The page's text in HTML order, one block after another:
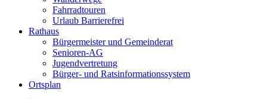
Fahrradtouren
Urlaub Barrierefrei
Rathaus
Bürgermeister und Gemeinderat
Senioren-AG
Jugendvertretung
Bürger- und Ratsinformationssystem
Ortsplan